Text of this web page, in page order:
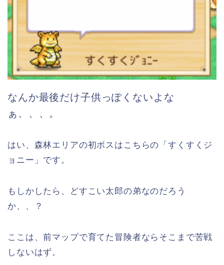
なんか最後だけ子供っぽくないよな
ぁ、、、。
はい、森林エリアの初ボスはこちらの「すくすくジ
ョニー」です。
もしかしたら、どすこい太郎の弟なのだろう
か、、？
ここは、前マップで育てた冒険者ならそこまで苦戦
しないはず。